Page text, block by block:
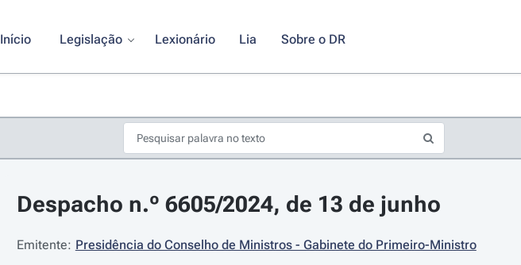
Início Legislação Lexionário Lia Sobre o DR
Despacho n.º 6605/2024, de 13 de junho
Emitente: Presidência do Conselho de Ministros - Gabinete do Primeiro-Ministro